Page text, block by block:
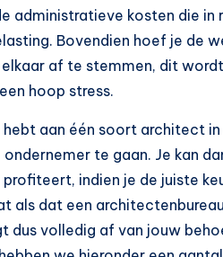
administratieve kosten die in
Bovendien hoef je de
af te stemmen, dit
hoop stress.
aan één soort architect
te gaan. Je kan
indien je de juiste
als dat een
dus volledig af van jouw